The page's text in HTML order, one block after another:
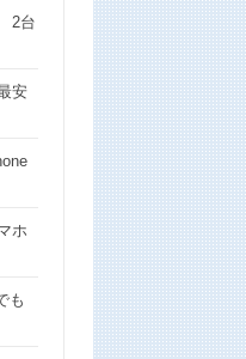
2台
安
ホ
も